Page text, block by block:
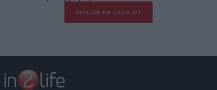
ΠΡΟΣΘΉΚΗ ΣΧΟΛΊΟΥ